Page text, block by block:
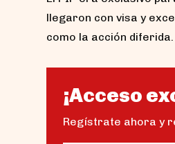
llegaron con visa y
como la acción diferida.
¡Acceso
Regístrate ahora y